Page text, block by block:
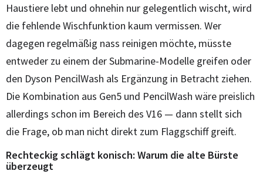
Haustiere lebt und ohnehin nur gelegentlich wischt, wird
die fehlende Wischfunktion kaum vermissen. Wer
dagegen regelmäßig nass reinigen möchte, müsste
entweder zu einem der Submarine-Modelle greifen oder
den Dyson PencilWash als Ergänzung in Betracht ziehen.
Die Kombination aus Gen5 und PencilWash wäre preislich
allerdings schon im Bereich des V16 — dann stellt sich
die Frage, ob man nicht direkt zum Flaggschiff greift.
Rechteckig schlägt konisch: Warum die alte Bürste
überzeugt